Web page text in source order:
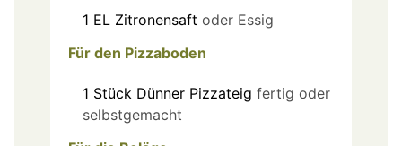
1 EL Zitronensaft oder Essig
Für den Pizzaboden
1 Stück Dünner Pizzateig fertig oder
selbstgemacht